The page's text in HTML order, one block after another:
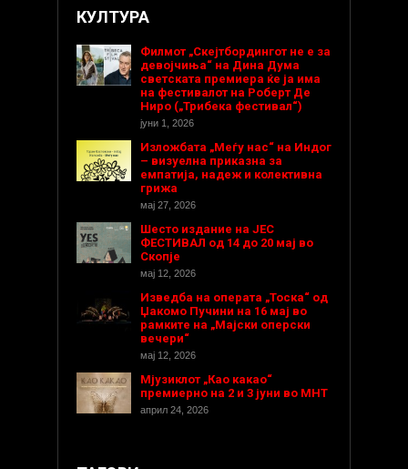
КУЛТУРА
Филмот „Скејтбордингот не е за
девојчиња“ на Дина Дума
светската премиера ќе ја има
на фестивалот на Роберт Де
Ниро („Трибека фестивал“)
јуни 1, 2026
Изложбата „Меѓу нас“ на Индог
– визуелна приказна за
емпатија, надеж и колективна
грижа
мај 27, 2026
Шесто издание на ЈЕС
ФЕСТИВАЛ од 14 до 20 мај во
Скопје
мај 12, 2026
Изведба на операта „Тоска“ од
Џакомо Пучини на 16 мај во
рамките на „Мајски оперски
вечери“
мај 12, 2026
Мјузиклот „Као какао“
премиерно на 2 и 3 јуни во МНТ
април 24, 2026